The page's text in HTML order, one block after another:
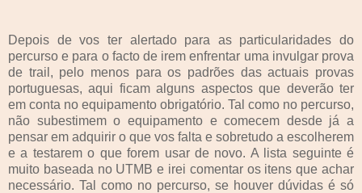
Depois de vos ter alertado para as particularidades do
percurso e para o facto de irem enfrentar uma invulgar prova
de trail, pelo menos para os padrões das actuais provas
portuguesas, aqui ficam alguns aspectos que deverão ter
em conta no equipamento obrigatório. Tal como no percurso,
não subestimem o equipamento e comecem desde já a
pensar em adquirir o que vos falta e sobretudo a escolherem
e a testarem o que forem usar de novo. A lista seguinte é
muito baseada no UTMB e irei comentar os itens que achar
necessário. Tal como no percurso, se houver dúvidas é só